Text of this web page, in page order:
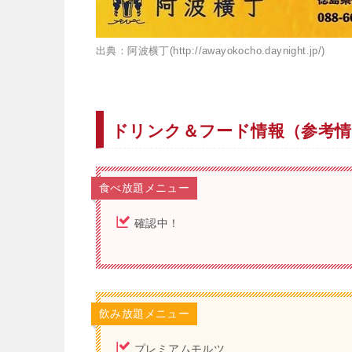
出典：阿波横丁(http://awayokocho.daynight.jp/)
ドリンク＆フード情報（参考
食べ放題メニュー
確認中！
飲み放題メニュー
プレミアムモルツ